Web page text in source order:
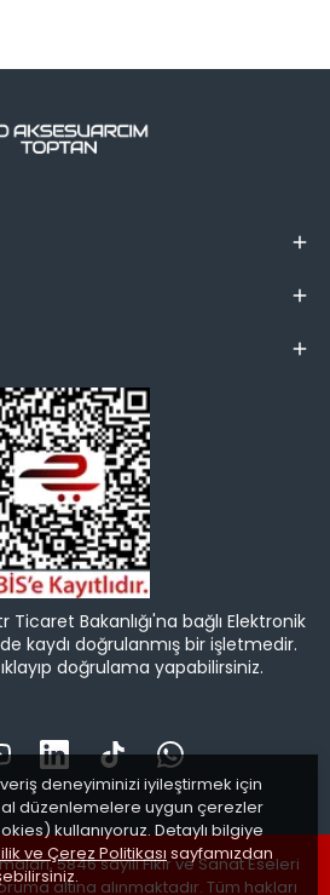
deneyiminizi iyileştirmek için
düzenlemelere uygun çerezler
kullanıyoruz. Detaylı bilgiye
ve Çerez Politikası sayfamızdan
Bakanlığı'na bağlı Elektronik
kaydı doğrulanmış bir işletmedir.
doğrulama yapabilirsiniz.
5846 sayılı Fikir ve Sanat Eseleri
altına alınmaktadır. Tüm hakları